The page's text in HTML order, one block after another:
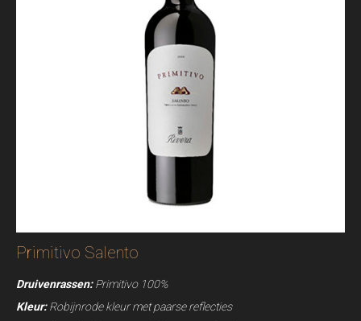
Primitivo Salento
Druivenrassen:Primitivo 100%
Kleur:Robijnrode kleur met paarse reflecties